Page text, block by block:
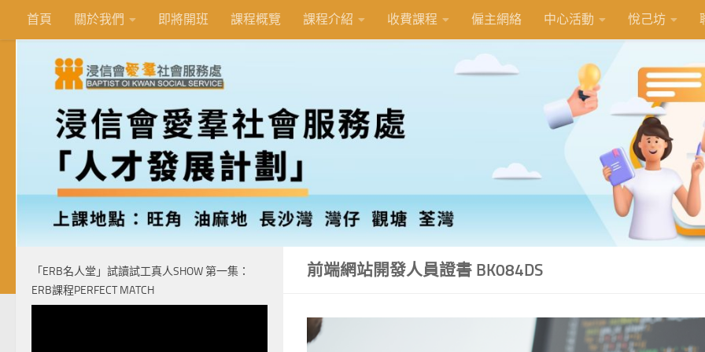
Skip to content
首頁 關於我們 即將開班 課程概覽 課程介紹 收費課程 僱主網絡 中心活動 悅己坊
前端網站開發人員證書 BK084DS
「ERB名人堂」試讀試工真人SHOW 第一集：
ERB課程PERFECT MATCH